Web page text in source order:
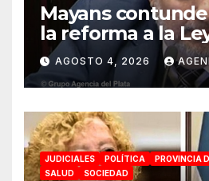
Mayans
la reforma a la
«Esta ley vende
AGOSTO 4, 2026
JUDICIALES POLÍTICA
PROVINCIA
SALUD
SOCIEDAD